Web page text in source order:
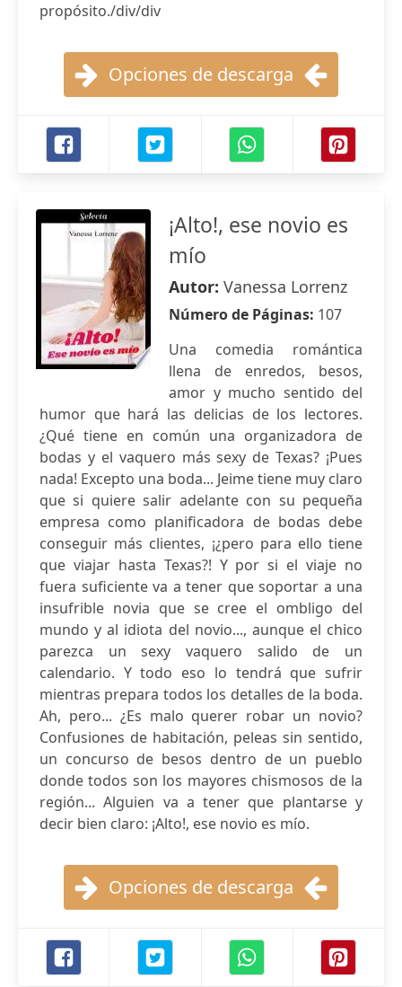
propósito./div/div
Opciones de descarga
¡Alto!, ese novio es
mío
Autor: Vanessa Lorrenz
Número de Páginas: 107
Una comedia romántica
llena de enredos, besos,
amor y mucho sentido del
humor que hará las delicias de los lectores.
¿Qué tiene en común una organizadora de
bodas y el vaquero más sexy de Texas? ¡Pues
nada! Excepto una boda... Jeime tiene muy claro
que si quiere salir adelante con su pequeña
empresa como planificadora de bodas debe
conseguir más clientes, ¡¿pero para ello tiene
que viajar hasta Texas?! Y por si el viaje no
fuera suficiente va a tener que soportar a una
insufrible novia que se cree el ombligo del
mundo y al idiota del novio..., aunque el chico
parezca un sexy vaquero salido de un
calendario. Y todo eso lo tendrá que sufrir
mientras prepara todos los detalles de la boda.
Ah, pero... ¿Es malo querer robar un novio?
Confusiones de habitación, peleas sin sentido,
un concurso de besos dentro de un pueblo
donde todos son los mayores chismosos de la
región... Alguien va a tener que plantarse y
decir bien claro: ¡Alto!, ese novio es mío.
Opciones de descarga